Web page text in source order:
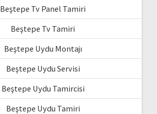
Beştepe Tv Panel Tamiri
Beştepe Tv Tamiri
Beştepe Uydu Montajı
Beştepe Uydu Servisi
Beştepe Uydu Tamircisi
Beştepe Uydu Tamiri